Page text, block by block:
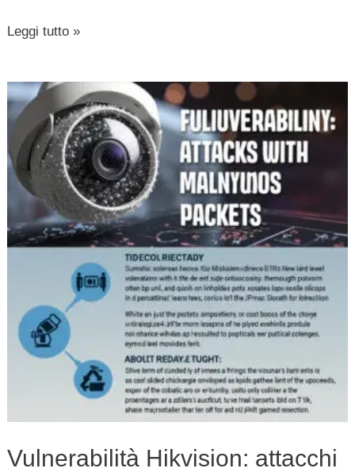
Leggi tutto »
Vulnerabilità Hikvision: attacchi
Vulnerabilità
Hikvision:
attacchi
con
pacchetti
malevoli
causano